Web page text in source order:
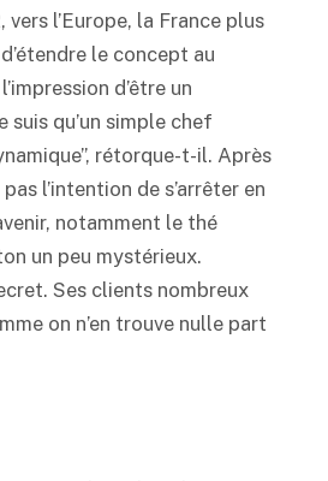
l’Europe, la France plus
le concept au
d’être un
suis qu’un simple chef
rétorque-t-il. Après
l’intention de s’arrêter en
notamment le thé
un peu mystérieux.
Ses clients nombreux
on n’en trouve nulle part